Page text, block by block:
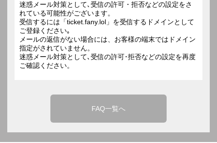
迷惑メール対策として､受信の許可・拒否などの設定をさ
れている可能性がございます。
受信するには「ticket.fany.lol」を受信するドメインとして
ご登録ください｡
メールの返信がない場合には、お客様の端末ではドメイン
指定がされていません。
迷惑メール対策として､受信の許可･拒否などの設定を再度
ご確認ください。
FAQ一覧へ